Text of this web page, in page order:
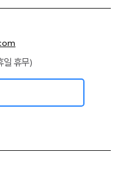
일 휴무)